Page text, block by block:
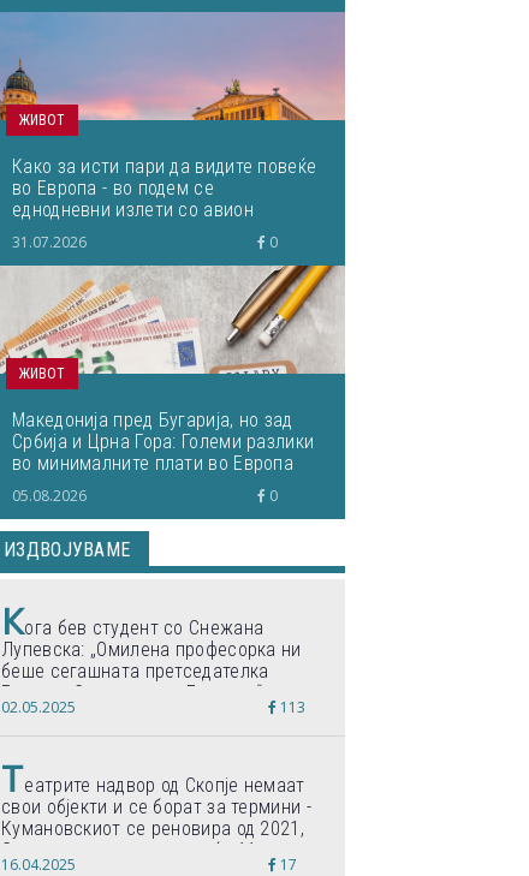
ЖИВОТ
Како за исти пари да видите повеќе
во Европа - во подем се
еднодневни излети со авион
31.07.2026 0
ЖИВОТ
Македонија пред Бугарија, но зад
Србија и Црна Гора: Големи разлики
во минималните плати во Европа
05.08.2026 0
ИЗДВОЈУВАМЕ
Кога бев студент со Снежана
Лупевска: „Омилена професорка ни
беше сегашната претседателка
Гордана Сиљановска-Давкова“
02.05.2025 113
Театрите надвор од Скопје немаат
свои објекти и се борат за термини -
Кумановскиот се реновира од 2021,
Струмичкиот се гради веќе 11 години
16.04.2025 17